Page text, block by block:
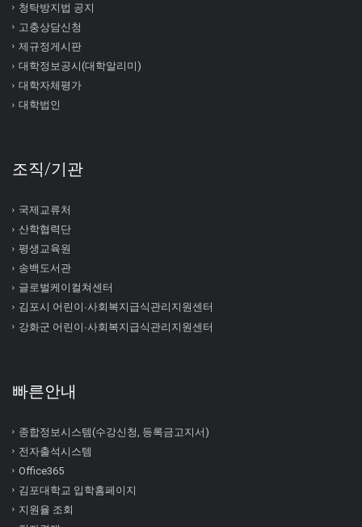
청탁방지법 공지
고충상담신청
제규정게시판
대학정보공시(대학알리미)
대학자체평가
대학법인
조직/기관
국제교류처
산학협력단
평생교육원
송백도서관
글로벌케이컬쳐센터
김포시 어린이∙사회복지급식관리지원센터
강화군 어린이∙사회복지급식관리지원센터
빠른안내
종합정보시스템(수강신청, 등록금고지서)
전자출석시스템
Office365
김포대학교 입학홈페이지
지원율 조회